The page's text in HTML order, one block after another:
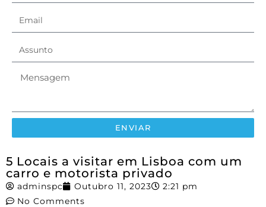
ENVIAR
5 Locais a visitar em Lisboa com um
carro e motorista privado
adminspc Outubro 11, 2023
2:21 pm
No Comments